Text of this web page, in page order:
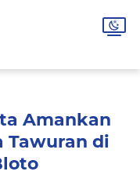
Amankan
Tawuran di